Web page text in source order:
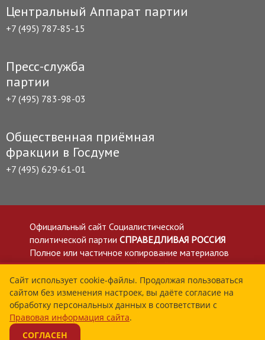
Центральный Аппарат партии
+7 (495) 787-85-15
Пресс-служба
партии
+7 (495) 783-98-03
Общественная приёмная
фракции в Госдуме
+7 (495) 629-61-01
Официальный сайт Социалистической
политической партии СПРАВЕДЛИВАЯ РОССИЯ
Полное или частичное копирование материалов
приветствуется со ссылкой на сайт spravedlivo.ru
Политика в отношении обработки персональных
данных
Все материалы сайта spravedlivo.ru доступны по
лицензии Creative Commons Attribution 4.0 International
Сайт использует cookie-файлы. Продолжая пользоваться
сайтом без изменения настроек, вы даёте согласие на
обработку персональных данных в соответствии с
Правовая информация сайта.
СОГЛАСЕН